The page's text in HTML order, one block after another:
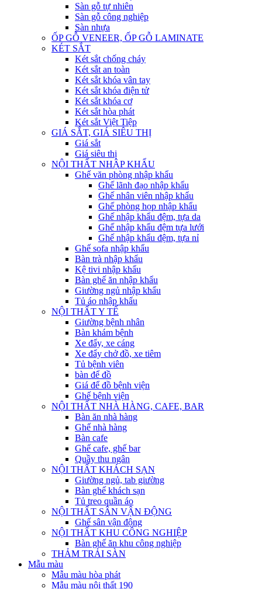
Sàn gỗ tự nhiên
Sàn gỗ công nghiệp
Sàn nhựa
ỐP GỖ VENEER, ỐP GỖ LAMINATE
KÉT SẮT
Két sắt chống cháy
Két sắt an toàn
Két sắt khóa vân tay
Két sắt khóa điện tử
Két sắt khóa cơ
Két sắt hòa phát
Két sắt Việt Tiệp
GIÁ SẮT, GIÁ SIÊU THỊ
Giá sắt
Giá siêu thị
NỘI THẤT NHẬP KHẨU
Ghế văn phòng nhập khẩu
Ghế lãnh đạo nhập khẩu
Ghế nhân viên nhập khẩu
Ghế phòng họp nhập khẩu
Ghế nhập khẩu đệm, tựa da
Ghế nhập khẩu đệm tựa lưới
Ghế nhập khẩu đệm, tựa nỉ
Ghế sofa nhập khẩu
Bàn trà nhập khẩu
Kệ tivi nhập khẩu
Bàn ghế ăn nhập khẩu
Giường ngủ nhập khẩu
Tủ áo nhập khẩu
NỘI THẤT Y TẾ
Giường bệnh nhân
Bàn khám bệnh
Xe đẩy, xe cáng
Xe đẩy chở đồ, xe tiêm
Tủ bệnh viên
bàn để đồ
Giá để đồ bệnh viện
Ghế bệnh viện
NỘI THẤT NHÀ HÀNG, CAFE, BAR
Bàn ăn nhà hàng
Ghế nhà hàng
Bàn cafe
Ghế cafe, ghế bar
Quầy thu ngân
NỘI THẤT KHÁCH SẠN
Giường ngủ, tab giường
Bàn ghế khách sạn
Tủ treo quần áo
NỘI THẤT SÂN VẬN ĐỘNG
Ghế sân vận động
NỘI THẤT KHU CÔNG NGHIỆP
Bàn ghế ăn khu công nghiệp
THẢM TRẢI SÀN
Mẫu màu
Mẫu màu hòa phát
Mẫu màu nội thất 190